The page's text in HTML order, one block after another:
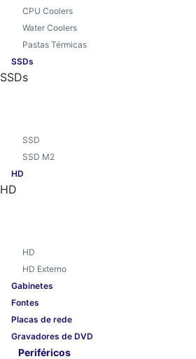
CPU Coolers
Water Coolers
Pastas Térmicas
SSDs
SSDs
SSD
SSD M2
HD
HD
HD
HD Externo
Gabinetes
Fontes
Placas de rede
Gravadores de DVD
Periféricos